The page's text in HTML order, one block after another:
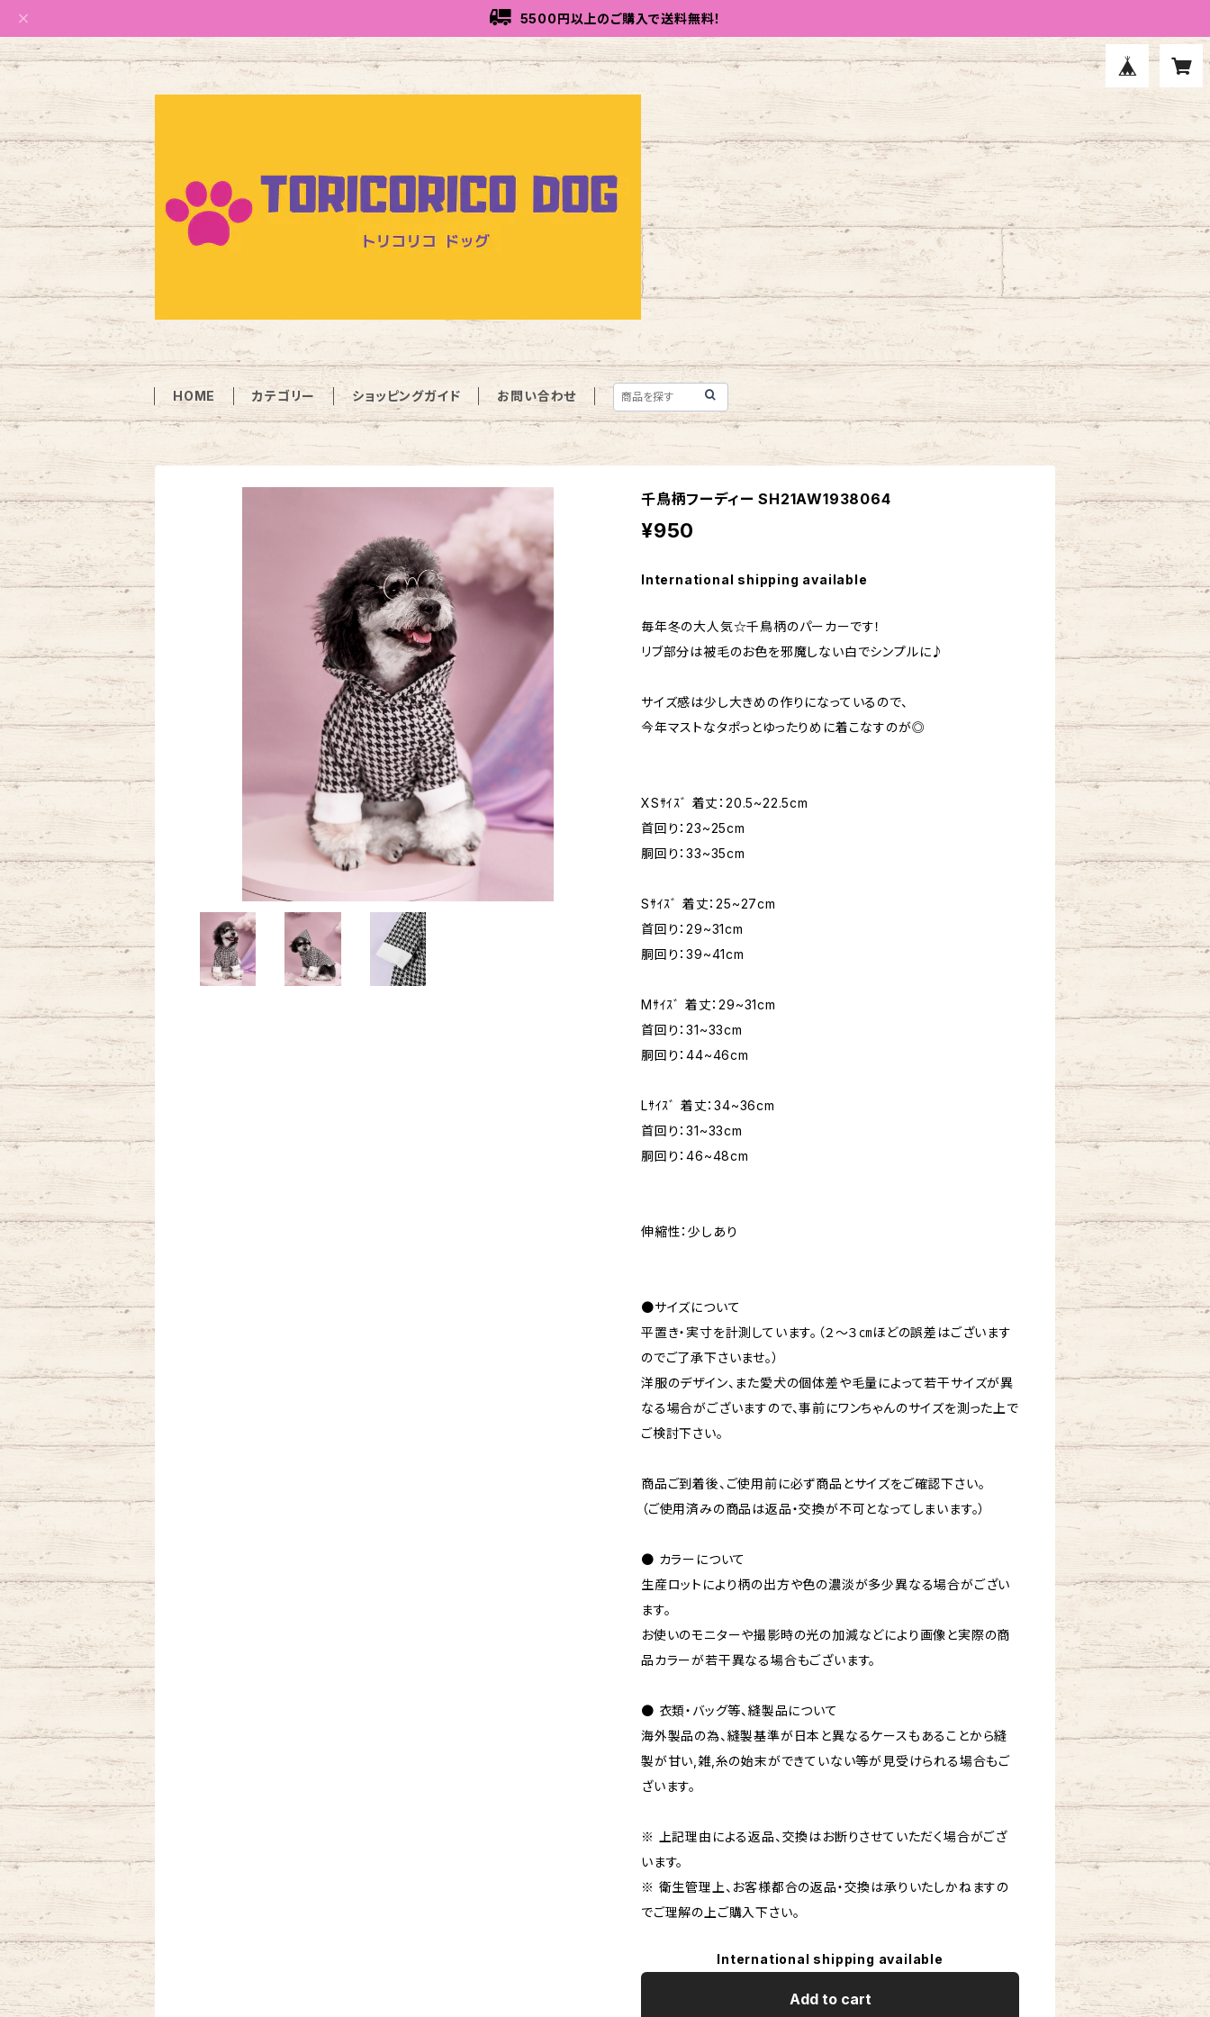
5500円以上のご購入で送料無料！
HOME カテゴリー ショッピングガイド お問い合わせ
千鳥柄フーディー SH21AW1938064
¥950
International shipping available
毎年冬の大人気☆千鳥柄のパーカーです！
リブ部分は被毛のお色を邪魔しない白でシンプルに♪
サイズ感は少し大きめの作りになっているので、
今年マストなタポっとゆったりめに着こなすのが◎
XSｻｲｽﾞ 着丈：20.5~22.5cm
首回り：23~25cm
胴回り：33~35cm
Sｻｲｽﾞ 着丈：25~27cm
首回り：29~31cm
胴回り：39~41cm
Mｻｲｽﾞ 着丈：29~31cm
首回り：31~33cm
胴回り：44~46cm
Lｻｲｽﾞ 着丈：34~36cm
首回り：31~33cm
胴回り：46~48cm
伸縮性：少しあり
●サイズについて
平置き・実寸を計測しています。（２～３㎝ほどの誤差はございます
のでご了承下さいませ。）
洋服のデザイン、また愛犬の個体差や毛量によって若干サイズが異
なる場合がございますので、事前にワンちゃんのサイズを測った上で
ご検討下さい。
商品ご到着後、ご使用前に必ず商品とサイズをご確認下さい。
（ご使用済みの商品は返品・交換が不可となってしまいます。）
● カラーについて
生産ロットにより柄の出方や色の濃淡が多少異なる場合がござい
ます。
お使いのモニターや撮影時の光の加減などにより画像と実際の商
品カラーが若干異なる場合もございます。
● 衣類・バッグ等、縫製品について
海外製品の為、縫製基準が日本と異なるケースもあることから縫
製が甘い,雑,糸の始末ができていない等が見受けられる場合もご
ざいます。
※ 上記理由による返品、交換はお断りさせていただく場合がござ
います。
※ 衛生管理上、お客様都合の返品・交換は承りいたしかねますの
でご理解の上ご購入下さい。
International shipping available
Add to cart